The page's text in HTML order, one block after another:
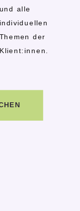
und alle
individuellen
Themen der
Klient:innen.